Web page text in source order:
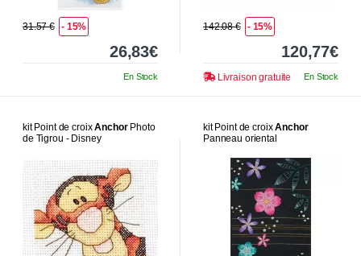
31.57 € - 15%
26,83€
En Stock
142.08 € - 15%
120,77€
Livraison gratuite En Stock
kit Point de croixAnchorPhoto
de Tigrou - Disney
kit Point de croixAnchor
Panneau oriental